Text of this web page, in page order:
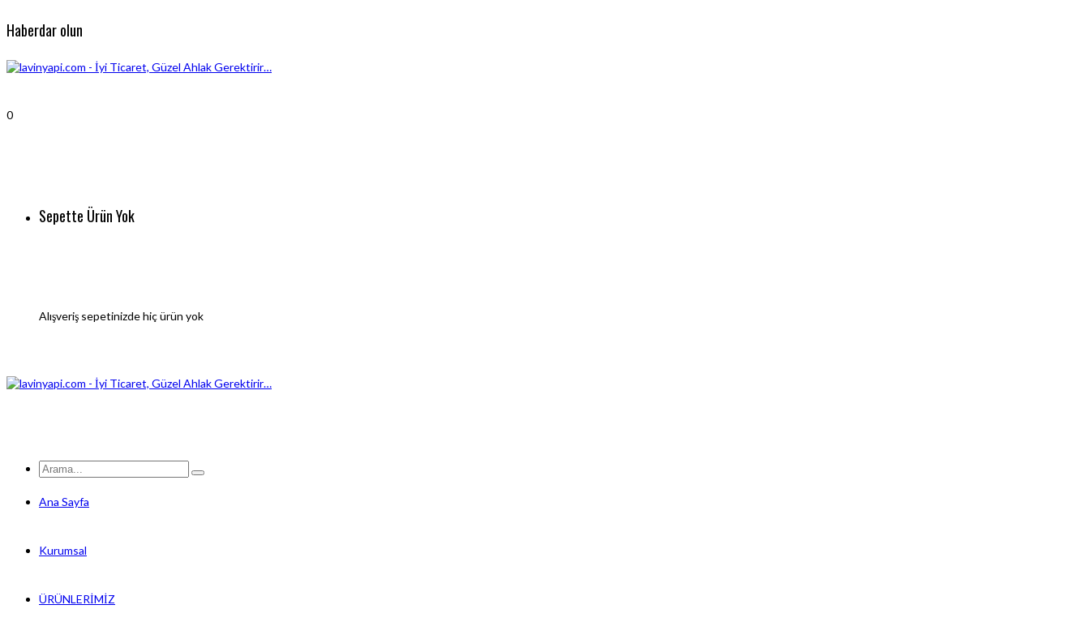
Haberdar olun
0
Sepette Ürün Yok
Alışveriş sepetinizde hiç ürün yok
Ana Sayfa
Kurumsal
ÜRÜNLERİMİZ